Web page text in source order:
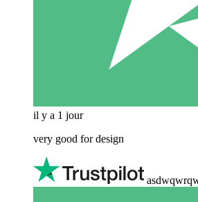
il y a 1 jour
very good for design